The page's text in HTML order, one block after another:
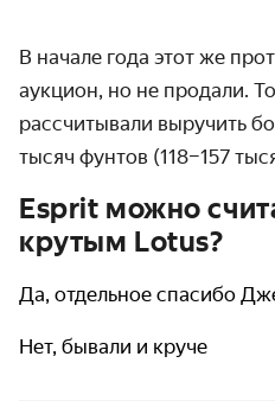
В начале года этот же
аукцион, но не продали.
рассчитывали выручить
тысяч фунтов (118–157
Esprit можно
крутым Lotus?
Да, отдельное спасибо
Нет, бывали и круче